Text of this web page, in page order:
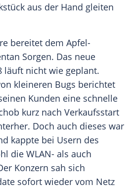
aus der Hand gleiten
bereitet dem Apfel-
Sorgen. Das neue
läuft nicht wie geplant.
kleineren Bugs berichtet
Kunden eine schnelle
kurz nach Verkaufsstart
Doch auch dieses war
kappte bei Usern des
die WLAN- als auch
Konzern sah sich
sofort wieder vom Netz